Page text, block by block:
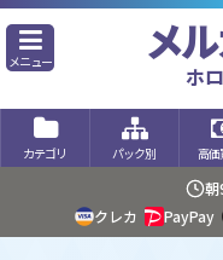
メニュー メ
ホ
カテゴリ パック別 高価
朝
クレカ
PayPay